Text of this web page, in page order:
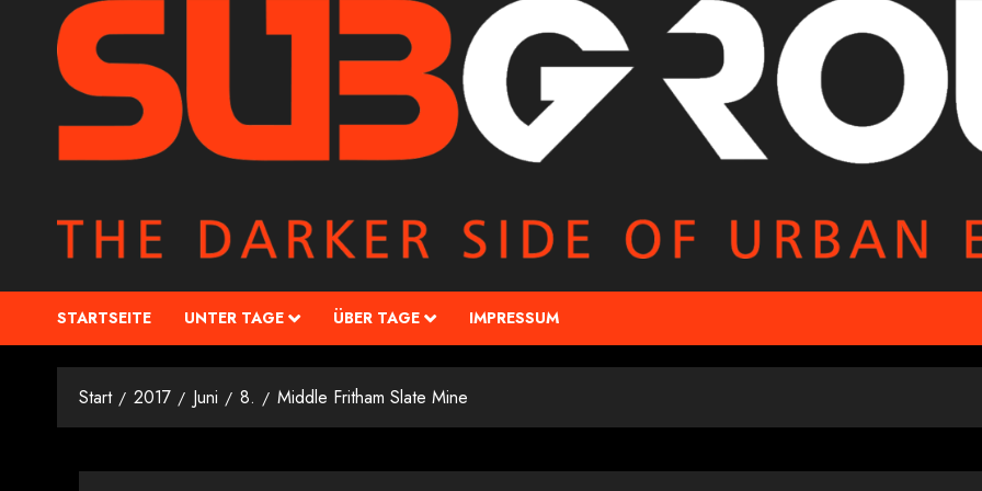
STARTSEITE UNTER TAGE ÜBER TAGE IMPRESSUM
Start 2017 Juni 8. Middle Fritham Slate Mine